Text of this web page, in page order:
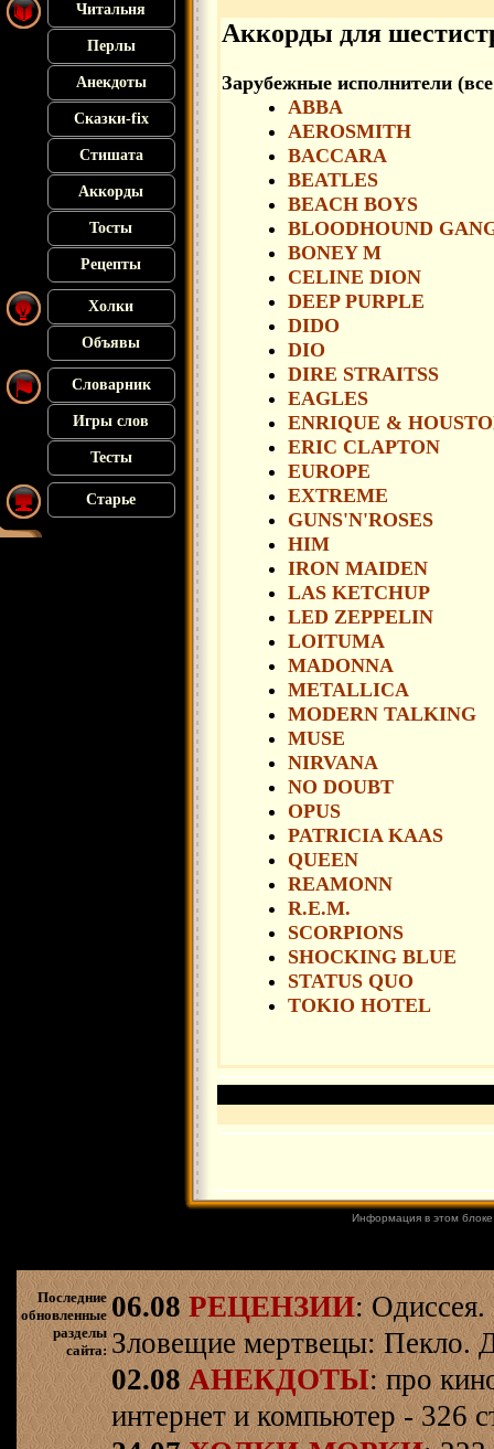
Читальня
Перлы
Анекдоты
Сказки-fix
Стишата
Аккорды
Тосты
Рецепты
Холки
Объявы
Словарник
Игры слов
Тесты
Старье
Аккорды для
Зарубежные исполнители
ABBA
AEROSMITH
BACCARA
BEATLES
BEACH BOYS
BLOODHOUND
BONEY M
CELINE DION
DEEP PURPLE
DIDO
DIO
DIRE STRAITSS
EAGLES
ENRIQUE &
ERIC CLAPTON
EUROPE
EXTREME
GUNS'N'ROSES
HIM
IRON MAIDEN
LAS KETCHUP
LED ZEPPELIN
LOITUMA
MADONNA
METALLICA
MODERN TALKING
MUSE
NIRVANA
NO DOUBT
OPUS
PATRICIA KAAS
QUEEN
REAMONN
R.E.M.
SCORPIONS
SHOCKING BLUE
STATUS QUO
TOKIO HOTEL
Информация в этом
Последние
обновленные
разделы
сайта:
06.08 РЕЦЕНЗИИ:
Зловещие мертвецы: Пекло.
02.08 АНЕКДОТЫ: про
интернет и компьютер - 326